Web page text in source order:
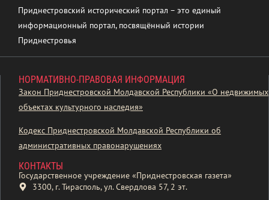
Приднестровский исторический портал – это единый
информационный портал, посвящённый истории
Приднестровья
НОРМАТИВНО-ПРАВОВАЯ ИНФОРМАЦИЯ
Закон Приднестровской Молдавской Республики «О недвижимых
объектах культурного наследия»
Кодекс Приднестровской Молдавской Республики об
административных правонарушениях
КОНТАКТЫ
Государственное учреждение «Приднестровская газета»
3300, г. Тирасполь, ул. Свердлова 57, 2 эт.